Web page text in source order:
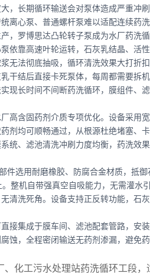
，长期循环输送会对泵体造成严重冲
离心泵、普通螺杆泵难以适配连续药
，罗博思达凸轮转子泵成为水厂药洗循
依靠高速叶轮运转，石灰乳结晶、活
无法彻底抽吸，循环清洗效果大打折扣
干结后直接卡死泵体，每周都需要拆
现长时间不间断药洗循环，膜组件、滤
高含固药剂介质专项优化。设备采用
剂均可顺畅通过，从根源杜绝堵塞、
统、滤池清洗冲刷力度均衡，药洗效
件选用耐磨橡胶、防腐合金材质，抵
整机自带强真空自吸能力，无需灌水
清洗死角。设备支持正反转功能，石
接集成于膜车间、滤池配套管路，安
蚀，全程密闭输送无药剂渗漏，避免药
、化工污水处理站药洗循环工段